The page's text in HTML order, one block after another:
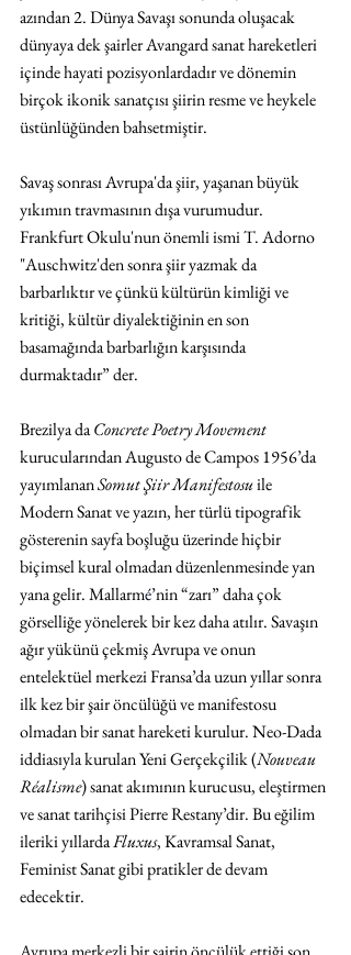
azından 2. Dünya Savaşı sonunda oluşacak
dünyaya dek şairler Avangard sanat hareketleri
içinde hayati pozisyonlardadır ve dönemin
birçok ikonik sanatçısı şiirin resme ve heykele
üstünlüğünden bahsetmiştir.
Savaş sonrası Avrupa'da şiir, yaşanan büyük
yıkımın travmasının dışa vurumudur.
Frankfurt Okulu'nun önemli ismi T. Adorno
"Auschwitz'den sonra şiir yazmak da
barbarlıktır ve çünkü kültürün kimliği ve
kritiği, kültür diyalektiğinin en son
basamağında barbarlığın karşısında
durmaktadır” der.
Brezilya da Concrete Poetry Movement
kurucularından Augusto de Campos 1956’da
yayımlanan Somut Şiir Manifestosu ile
Modern Sanat ve yazın, her türlü tipografik
gösterenin sayfa boşluğu üzerinde hiçbir
biçimsel kural olmadan düzenlenmesinde yan
yana gelir. Mallarmé’nin “zarı” daha çok
görselliğe yönelerek bir kez daha atılır. Savaşın
ağır yükünü çekmiş Avrupa ve onun
entelektüel merkezi Fransa’da uzun yıllar sonra
ilk kez bir şair öncülüğü ve manifestosu
olmadan bir sanat hareketi kurulur. Neo-Dada
iddiasıyla kurulan Yeni Gerçekçilik(Nouveau
Réalisme) sanat akımının kurucusu, eleştirmen
ve sanat tarihçisi Pierre Restany’dir. Bu eğilim
ileriki yıllarda Fluxus, Kavramsal Sanat,
Feminist Sanat gibi pratikler de devam
edecektir.